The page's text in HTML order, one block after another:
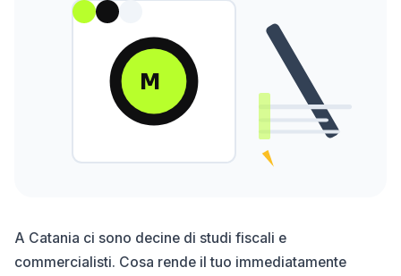
M
A Catania ci sono decine di studi fiscali e
commercialisti. Cosa rende il tuo immediatamente